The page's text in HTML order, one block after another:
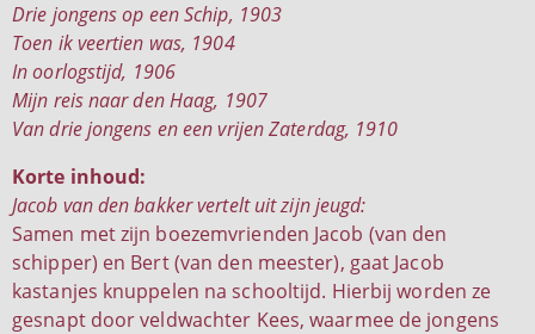
Drie jongens op een Schip, 1903
Toen ik veertien was, 1904
In oorlogstijd, 1906
Mijn reis naar den Haag, 1907
Van drie jongens en een vrijen Zaterdag, 1910
Korte inhoud:
Jacob van den bakker vertelt uit zijn jeugd:
Samen met zijn boezemvrienden Jacob (van den
schipper) en Bert (van den meester), gaat Jacob
kastanjes knuppelen na schooltijd. Hierbij worden ze
gesnapt door veldwachter Kees, waarmee de jongens